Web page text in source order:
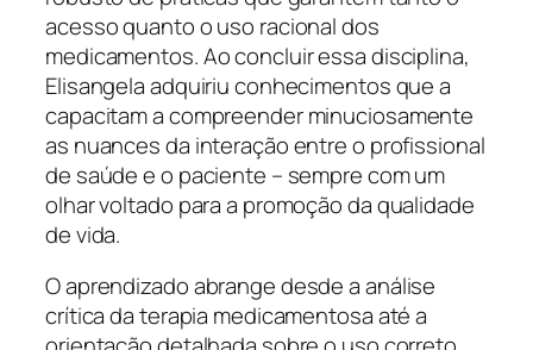
acesso quanto o uso racional dos
medicamentos. Ao concluir essa disciplina,
Elisangela adquiriu conhecimentos que a
capacitam a compreender minuciosamente
as nuances da interação entre o profissional
de saúde e o paciente – sempre com um
olhar voltado para a promoção da qualidade
de vida.
O aprendizado abrange desde a análise
crítica da terapia medicamentosa até a